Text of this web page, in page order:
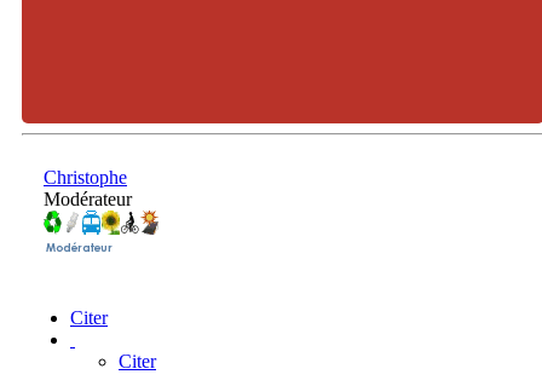
Christophe
Modérateur
Citer
Citer